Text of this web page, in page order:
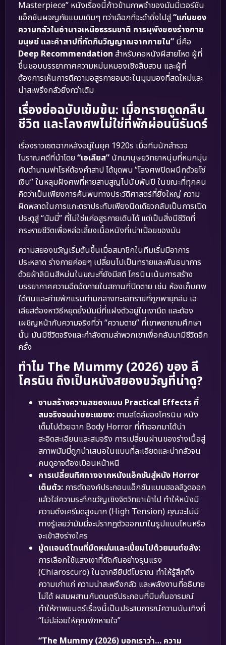
Masterpiece” หนังเรื่องนี้ก้าวข้ามภาพจำของมัมมี่เวอร์ชัน
แอ็กชันผจญภัยแบบเดิมๆ ทว่าเลือกที่จะดำดิ่งไปสู่“แก่นของ
ความกลัวในอำนาจเหนือธรรมชาติ การผุพังของร่างกาย
มนุษย์ และคำสาปที่กัดกินวิญญาณจากภายใน” นี่คือ
Deep Recommendation สำหรับคอหนังผีสายโหด ผู้ที่
ชื่นชอบบรรยากาศความหม่นหมองเชิงสืบสวน และผู้ที่
ต้องการเห็นการตีความอสูรกายอมตะในมุมมองที่สดใหม่และ
น่าสะพรึงกลัวยิ่งกว่าเดิม
เรื่องย่อฉบับเข้มข้น: เมื่อทรายดูดกลืน
ชีวิต และโลงศพไม่ใช่ที่พักผ่อนนิรันดร์
เรื่องราวเซตฉากหลังอยู่ในยุค 1920s เมื่อทีมนักสำรวจ
โบราณคดีที่นำโดย“เอเลียส” นักมานุษยวิทยาหนุ่มที่หมกมุ่น
กับตำนานฟาโรห์ต้องคำสาป ได้ขุดพบ “โลงศพปิดผนึกด้วยโซ่
เงิน” ในหลุมฝังศพที่หายสาบสูญไปนับพันปี ในขณะที่ทุกคน
คิดว่าเป็นเพียงการค้นพบทางประวัติศาสตร์ที่ยิ่งใหญ่ ความ
ผิดพลาดในการแกะตราประทับเพียงนิดเดียวกลับเป็นการเปิด
ประตูสู่ “มัมมี่” ที่ไม่ใช่แค่อสูรกายเดินได้ แต่เป็นสิ่งมีชีวิตที่
กระหายชีวิตเพื่อหล่อเลี้ยงเนื้อหนังที่เน่าเปื่อยของมัน
ความสยองขวัญเริ่มต้นขึ้นเมื่อสมาชิกในทีมเริ่มมีอาการ
ประหลาด ร่างกายค่อยๆ เปลี่ยนไปเป็นทรายและพันธนาการ
ด้วยผ้าลินินสีหม่นในขณะที่ยังมีสติ โครนินเน้นการสร้าง
บรรยากาศความอึดอัดภายในสถานที่ปิดตาย เช่น ห้องเก็บศพ
ใต้ดินและค่ายพักแรมท่ามกลางทะเลทรายที่ถูกพายุถล่ม เอ
เลียสต้องหาวิธีหยุดยั้งมัมมี่ที่แฝงตัวอยู่ในเงามืด และต้อง
เผชิญหน้ากับความจริงที่ว่า “ความตาย” ที่เขาพยายามศึกษา
นั้น มันมีชีวิตจริงและกำลังตามล่าพวกเขาเพื่อกลับมามีชีวิตอีก
ครั้ง
ทำไม The Mummy (2026) ของ ลี
โครนิน ถึงเป็นหนังสยองขวัญที่น่าดู?
งานสร้างความสยองแบบ Practical Effects ที่
สมจริงจนน่าขยะแขยง:ตามสไตล์ของโครนิน หนัง
เต็มไปด้วยฉาก Body Horror ที่ทำออกมาได้น่า
สะอิดสะเอียนและสมจริง การเปลี่ยนผ่านของร่างเนื้อสู่
สภาพมัมมี่ถูกนำเสนอในแบบที่ละเอียดและน่ากลัวจน
คนดูอาจต้องเบือนหน้าหนี
การเปลี่ยนทิศทางจากหนังแอ็กชันสู่หนัง Horror
เต็มตัว: การตัดองค์ประกอบแอ็กชันแบบฮอลลีวูดออก
แล้วใส่ความระทึกขวัญเชิงจิตวิทยาเข้าไป ทำให้หนังมี
ความตึงเครียดสูงมาก (High Tension) คุณจะไม่มี
ทางรู้เลยว่ามัมมี่จะปรากฏตัวออกมาในรูปแบบไหนหรือ
จะเข้าสิงร่างใคร
มู้ดแอนด์โทนที่มืดหม่นและเปี่ยมไปด้วยมนต์ขลัง:
การเลือกใช้แสงเงาที่ตัดกันอย่างรุนแรง
(Chiaroscuro) ในฉากอียิปต์โบราณ ทำให้รู้สึกถึง
ความเก่าแก่ ความน่าสะพรึงกลัว และพลังงานที่อธิบาย
ไม่ได้ ผสมผสานกับดนตรีประกอบที่บีบคั้นอารมณ์
ทำให้ภาพยนตร์เรื่องนี้เป็นประสบการณ์ความบันเทิงที่
“ไม่ปล่อยให้คุณพักหายใจ”
“The Mummy (2026) บอกเราว่า… ความ